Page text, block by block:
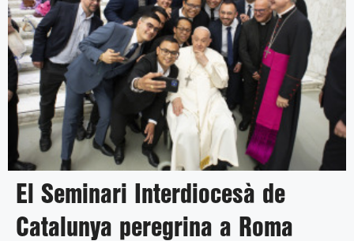
El Seminari Interdiocesà de
Catalunya peregrina a Roma